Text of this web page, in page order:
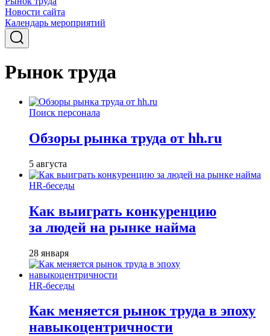
Новости сайта
Календарь мероприятий
Рынок труда
Поиск персонала
Обзоры рынка труда от hh.ru
5 августа
HR-беседы
Как выиграть конкуренцию
за людей на рынке найма
28 января
HR-беседы
Как меняется рынок труда в эпоху
навыкоцентричности